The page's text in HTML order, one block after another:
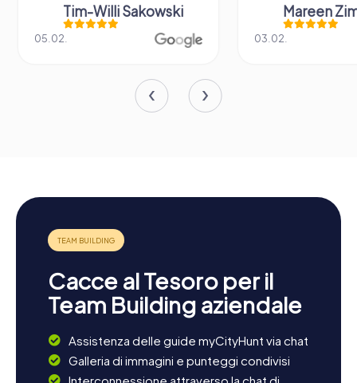
Mareen Zimmermann
03.02.
Cacce al Tesoro per il
Team Building aziendale
Assistenza delle guide myCityHunt via chat
Galleria di immagini e punteggi condivisi